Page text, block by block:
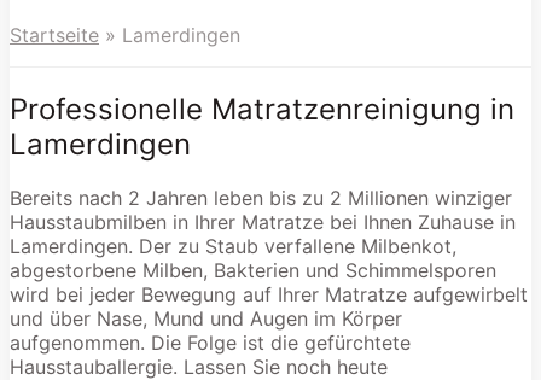
Startseite » Lamerdingen
Professionelle Matratzenreinigung in
Lamerdingen
Bereits nach 2 Jahren leben bis zu 2 Millionen winziger
Hausstaubmilben in Ihrer Matratze bei Ihnen Zuhause in
Lamerdingen. Der zu Staub verfallene Milbenkot,
abgestorbene Milben, Bakterien und Schimmelsporen
wird bei jeder Bewegung auf Ihrer Matratze aufgewirbelt
und über Nase, Mund und Augen im Körper
aufgenommen. Die Folge ist die gefürchtete
Hausstauballergie. Lassen Sie noch heute